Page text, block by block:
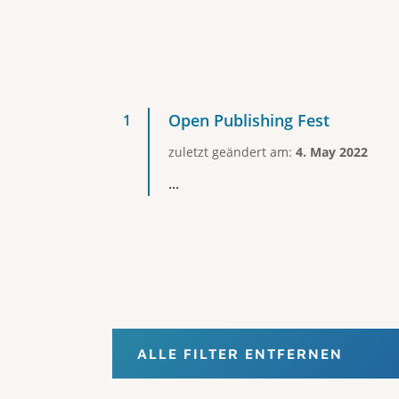
Open Publishing Fest
zuletzt geändert am: 4. May 2022
...
ALLE FILTER ENTFERNEN